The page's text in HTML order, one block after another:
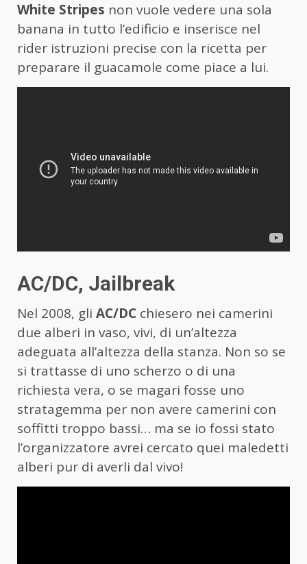
White Stripes non vuole vedere una sola
banana in tutto l’edificio e inserisce nel
rider istruzioni precise con la ricetta per
preparare il guacamole come piace a lui.
AC/DC, Jailbreak
Nel 2008, gli AC/DC chiesero nei camerini
due alberi in vaso, vivi, di un’altezza
adeguata all’altezza della stanza. Non so se
si trattasse di uno scherzo o di una
richiesta vera, o se magari fosse uno
stratagemma per non avere camerini con
soffitti troppo bassi… ma se io fossi stato
l’organizzatore avrei cercato quei maledetti
alberi pur di averli dal vivo!